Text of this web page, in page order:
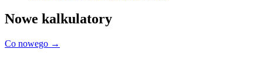
Nowe kalkulatory
Co nowego →